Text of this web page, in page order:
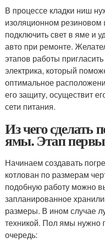
В процессе кладки ниш
изоляционном резиновом
подключить свет в яме и
авто при ремонте.
этапов работы
электрика, который
оптимальное
его защиту, осуществит
сети питания.
Из чего сделать
ямы. Этап
Начинаем создавать
котлован по размерам
подобную работу можно
запланированное
размеры. В ином случае
техникой. Пол ямы нужно
очередь: